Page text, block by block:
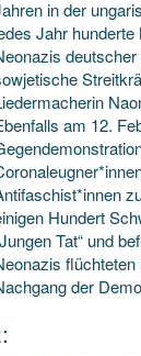
in der
Jahr hunderte
am 12.
Hundert
Tat“ und
der